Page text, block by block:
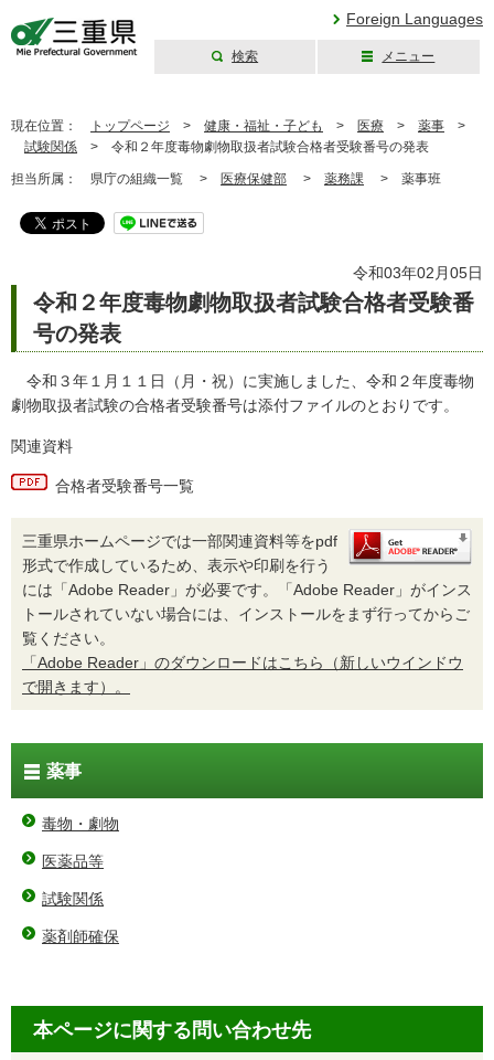
Foreign Languages
検索 メニュー
現在位置： トップページ > 健康・福祉・子ども > 医療 > 薬事 >
試験関係 > 令和２年度毒物劇物取扱者試験合格者受験番号の発表
担当所属： 県庁の組織一覧 > 医療保健部 > 薬務課 > 薬事班
令和03年02月05日
令和２年度毒物劇物取扱者試験合格者受験番
号の発表
令和３年１月１１日（月・祝）に実施しました、令和２年度毒物
劇物取扱者試験の合格者受験番号は添付ファイルのとおりです。
関連資料
合格者受験番号一覧
三重県ホームページでは一部関連資料等をpdf
形式で作成しているため、表示や印刷を行う
には「Adobe Reader」が必要です。「Adobe Reader」がインス
トールされていない場合には、インストールをまず行ってからご
覧ください。
「Adobe Reader」のダウンロードはこちら（新しいウインドウ
で開きます）。
薬事
毒物・劇物
医薬品等
試験関係
薬剤師確保
本ページに関する問い合わせ先